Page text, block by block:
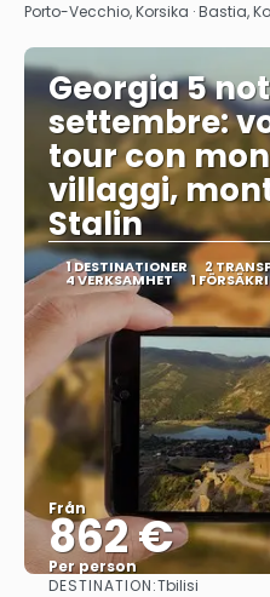
Porto-Vecchio, Korsika · Bastia,
Georgia 5
settembre:
tour con
villaggi,
Stalin
1 DESTINATIONER 2
4 VERKSAMHET 1
Från
862 €
Per person
DESTINATION:Tbilisi